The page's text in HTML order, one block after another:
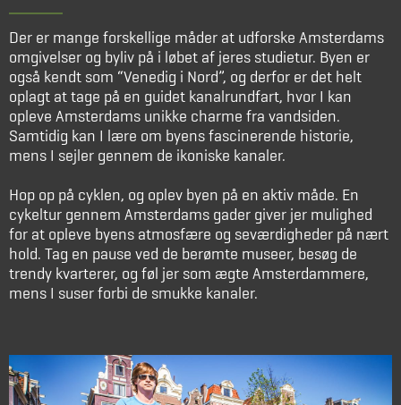
Der er mange forskellige måder at udforske Amsterdams
omgivelser og byliv på i løbet af jeres studietur. Byen er
også kendt som “Venedig i Nord”, og derfor er det helt
oplagt at tage på en guidet kanalrundfart, hvor I kan
opleve Amsterdams unikke charme fra vandsiden.
Samtidig kan I lære om byens fascinerende historie,
mens I sejler gennem de ikoniske kanaler.
Hop op på cyklen, og oplev byen på en aktiv måde. En
cykeltur gennem Amsterdams gader giver jer mulighed
for at opleve byens atmosfære og seværdigheder på nært
hold. Tag en pause ved de berømte museer, besøg de
trendy kvarterer, og føl jer som ægte Amsterdammere,
mens I suser forbi de smukke kanaler.